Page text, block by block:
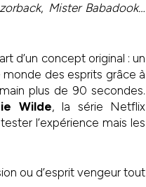
, Mister Babadook…
d’un concept original : un
des esprits grâce à
plus de 90 secondes.
Wilde, la série Netflix
l’expérience mais les
ou d’esprit vengeur tout